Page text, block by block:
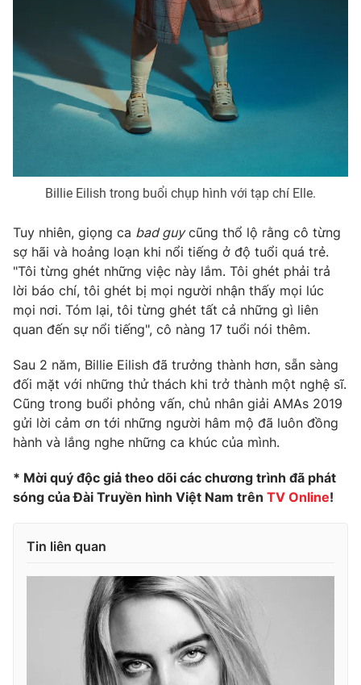
Shorts video
VTV Money VTV Thể thao
VTV Sức khoẻ Bất động sản
Thị trường 24h Tấm lòng Việt
Vươn mình bằng AI
VTV9 VTV8
Liên hệ tòa soạn English
THỜI BÁO VTV
Theo dõi báo trên
Cơ quan báo chí:
cấp ngày 29/12/2023
Tổng Biên tập:Vũ Thanh Thủy
Phó Tổng Biên tập:
Nguyễn Thị Mỹ Hạnh, Phạm Quốc Thắng,
Nguyễn Trọng Ninh
Tổng đài VTV:024.38 355 931 - 024.38 355 932
Billie Eilish trong buổi chụp hình với tạp chí Elle.
Tuy nhiên, giọng ca bad guycũng thổ lộ rằng cô từng
sợ hãi và hoảng loạn khi nổi tiếng ở độ tuổi quá trẻ.
"Tôi từng ghét những việc này lắm. Tôi ghét phải trả
lời báo chí, tôi ghét bị mọi người nhận thấy mọi lúc
mọi nơi. Tóm lại, tôi từng ghét tất cả những gì liên
quan đến sự nổi tiếng", cô nàng 17 tuổi nói thêm.
Sau 2 năm, Billie Eilish đã trưởng thành hơn, sẵn sàng
đối mặt với những thử thách khi trở thành một nghệ sĩ.
Cũng trong buổi phỏng vấn, chủ nhân giải AMAs 2019
gửi lời cảm ơn tới những người hâm mộ đã luôn đồng
hành và lắng nghe những ca khúc của mình.
* Mời quý độc giả theo dõi các chương trình đã phát
sóng của Đài Truyền hình Việt Nam trên TV Online!
Tin liên quan